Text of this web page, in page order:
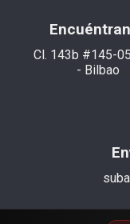
Cl. 143b #145-
- Bilbao